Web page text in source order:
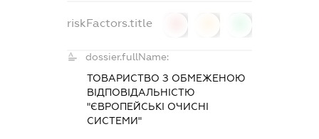
riskFactors.title
dossier.fullName:
ТОВАРИСТВО З ОБМЕЖЕНОЮ
ВІДПОВІДАЛЬНІСТЮ
"ЄВРОПЕЙСЬКІ ОЧИСНІ
СИСТЕМИ"